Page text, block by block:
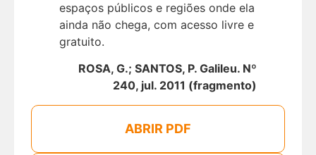
espaços públicos e regiões onde ela
ainda não chega, com acesso livre e
gratuito.
ROSA, G.; SANTOS, P. Galileu. Nº
240, jul. 2011 (fragmento)
ABRIR PDF